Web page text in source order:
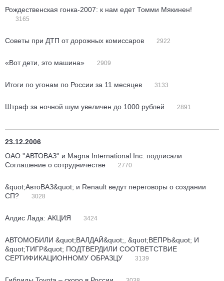
Рождественская гонка-2007: к нам едет Томми Мякинен!
3165
Советы при ДТП от дорожных комиссаров 2922
«Вот дети, это машина» 2909
Итоги по угонам по России за 11 месяцев 3133
Штраф за ночной шум увеличен до 1000 рублей 2891
23.12.2006
ОАО ''АВТОВАЗ'' и Magna International Inc. подписали
Соглашение о сотрудничестве
2770
&quot;АвтоВАЗ&quot; и Renault ведут переговоры о создании
СП?
3028
Алдис Лада: АКЦИЯ 3424
АВТОМОБИЛИ &quot;ВАЛДАЙ&quot;, &quot;ВЕПРЬ&quot; И
&quot;ТИГР&quot; ПОДТВЕРДИЛИ СООТВЕТСТВИЕ
СЕРТИФИКАЦИОННОМУ ОБРАЗЦУ
3139